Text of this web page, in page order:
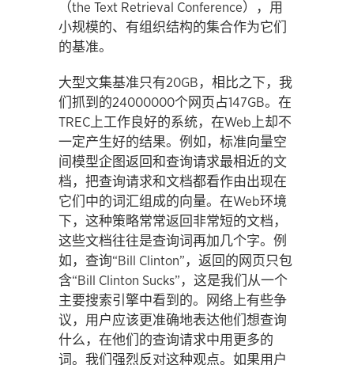
（the Text Retrieval Conference），用
小规模的、有组织结构的集合作为它们
的基准。
大型文集基准只有20GB，相比之下，我
们抓到的24000000个网页占147GB。在
TREC上工作良好的系统，在Web上却不
一定产生好的结果。例如，标准向量空
间模型企图返回和查询请求最相近的文
档，把查询请求和文档都看作由出现在
它们中的词汇组成的向量。在Web环境
下，这种策略常常返回非常短的文档，
这些文档往往是查询词再加几个字。例
如，查询“Bill Clinton”，返回的网页只包
含“Bill Clinton Sucks”，这是我们从一个
主要搜索引擎中看到的。网络上有些争
议，用户应该更准确地表达他们想查询
什么，在他们的查询请求中用更多的
词。我们强烈反对这种观点。如果用户